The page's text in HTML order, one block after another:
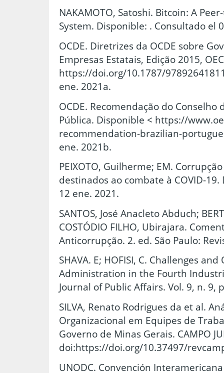
NAKAMOTO, Satoshi. Bitcoin: A
System. Disponible: . Consultado el
OCDE. Diretrizes da OCDE sobre
Empresas Estatais, Edição 2015,
https://doi.org/10.1787/
ene. 2021a.
OCDE. Recomendação do
Pública. Disponible < https://
recommendation-brazilian-
ene. 2021b.
PEIXOTO, Guilherme; EM.
destinados ao combate à COVID-
12 ene. 2021.
SANTOS, José Anacleto Abduch;
COSTÓDIO FILHO, Ubirajara.
Anticorrupção. 2. ed. São Paulo:
SHAVA. E; HOFISI, C. Challenges
Administration in the Fourth
Journal of Public Affairs. Vol. 9, n. 9,
SILVA, Renato Rodrigues da et al.
Organizacional em Equipes de
Governo de Minas Gerais. CAMPO
doi:https://doi.org/10.37497/
UNODC. Convención